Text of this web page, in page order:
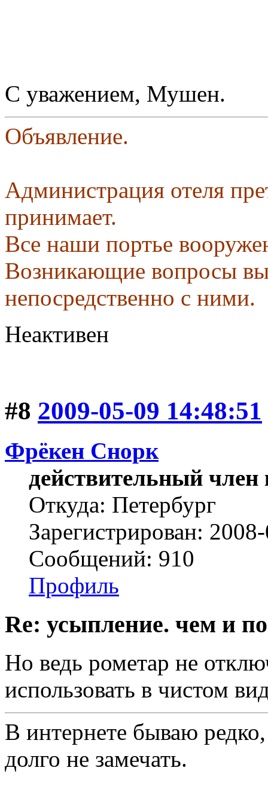
С уважением, Мушен.
Объявление.
Администрация отеля
принимает.
Все наши портье
Возникающие вопросы
непосредственно с ними.
Неактивен
#8 2009-05-09 14:48:51
Фрёкен Снорк
действительный член
Откуда: Петербург
Зарегистрирован:
Сообщений: 910
Профиль
Re: усыпление. чем и
Но ведь рометар не
использовать в чистом
В интернете бываю
долго не замечать.